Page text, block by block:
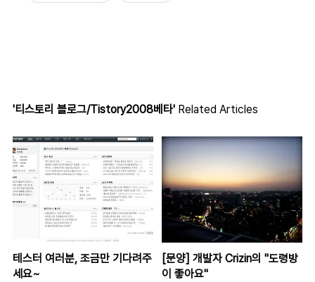
'티스토리 블로그/Tistory2008베타' Related Articles
테스터 여러분, 조금만 기다려주
세요~
[문양] 개발자 Crizin의 "도령방
이 좋아요"